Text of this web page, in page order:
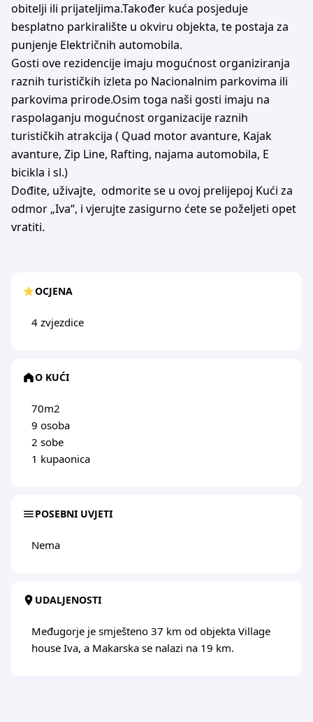
obitelji ili prijateljima.Također kuća posjeduje
besplatno parkiralište u okviru objekta, te postaja za
punjenje Električnih automobila.
Gosti ove rezidencije imaju mogućnost organiziranja
raznih turističkih izleta po Nacionalnim parkovima ili
parkovima prirode.Osim toga naši gosti imaju na
raspolaganju mogućnost organizacije raznih
turističkih atrakcija ( Quad motor avanture, Kajak
avanture, Zip Line, Rafting, najama automobila, E
bicikla i sl.)
Dođite, uživajte, odmorite se u ovoj prelijepoj Kući za
odmor „Iva“, i vjerujte zasigurno ćete se poželjeti opet
vratiti.
OCJENA
4 zvjezdice
O KUĆI
70m2
9 osoba
2 sobe
1 kupaonica
POSEBNI UVJETI
Nema
UDALJENOSTI
Međugorje je smješteno 37 km od objekta Village
house Iva, a Makarska se nalazi na 19 km.